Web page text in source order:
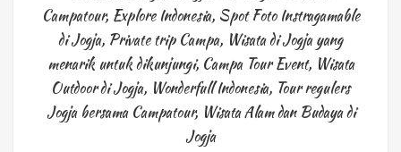
Campatour, Explore Indonesia, Spot Foto Instragamable
di Jogja, Private trip Campa, Wisata di Jogja yang
menarik untuk dikunjungi, Campa Tour Event, Wisata
Outdoor di Jogja, Wonderfull Indonesia, Tour regulers
Jogja bersama Campatour, Wisata Alam dan Budaya di
Jogja